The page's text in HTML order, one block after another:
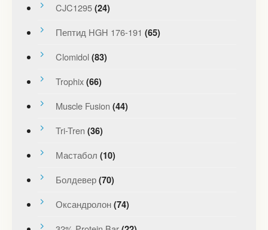
CJC1295 (24)
Пептид HGH 176-191 (65)
Clomidol (83)
Trophix (66)
Muscle Fusion (44)
Tri-Tren (36)
Мастабол (10)
Болдевер (70)
Оксандролон (74)